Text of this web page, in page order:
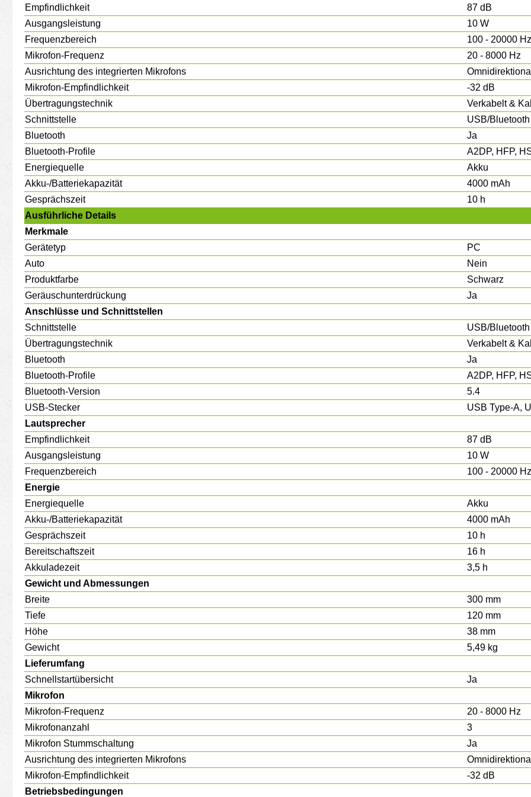
Empfindlichkeit
87 dB
Ausgangsleistung
10 W
Frequenzbereich
100 - 20000 Hz
Mikrofon-Frequenz
20 - 8000 Hz
Ausrichtung des integrierten Mikrofons
Mikrofon-Empfindlichkeit
-32 dB
Übertragungstechnik
Verkabelt &
Schnittstelle
USB/Bluetooth
Bluetooth
Ja
Bluetooth-Profile
A2DP, HFP,
Energiequelle
Akku
Akku-/Batteriekapazität
4000 mAh
Gesprächszeit
10 h
Ausführliche Details
Merkmale
Gerätetyp
PC
Auto
Nein
Produktfarbe
Schwarz
Geräuschunterdrückung
Ja
Anschlüsse und Schnittstellen
Schnittstelle
USB/Bluetooth
Übertragungstechnik
Verkabelt &
Bluetooth
Ja
Bluetooth-Profile
A2DP, HFP,
Bluetooth-Version
5.4
USB-Stecker
USB Type-A,
Lautsprecher
Empfindlichkeit
87 dB
Ausgangsleistung
10 W
Frequenzbereich
100 - 20000 Hz
Energie
Energiequelle
Akku
Akku-/Batteriekapazität
4000 mAh
Gesprächszeit
10 h
Bereitschaftszeit
16 h
Akkuladezeit
3,5 h
Gewicht und Abmessungen
Breite
300 mm
Tiefe
120 mm
Höhe
38 mm
Gewicht
5,49 kg
Lieferumfang
Schnellstartübersicht
Ja
Mikrofon
Mikrofon-Frequenz
20 - 8000 Hz
Mikrofonanzahl
3
Mikrofon Stummschaltung
Ja
Ausrichtung des integrierten Mikrofons
Mikrofon-Empfindlichkeit
-32 dB
Betriebsbedingungen